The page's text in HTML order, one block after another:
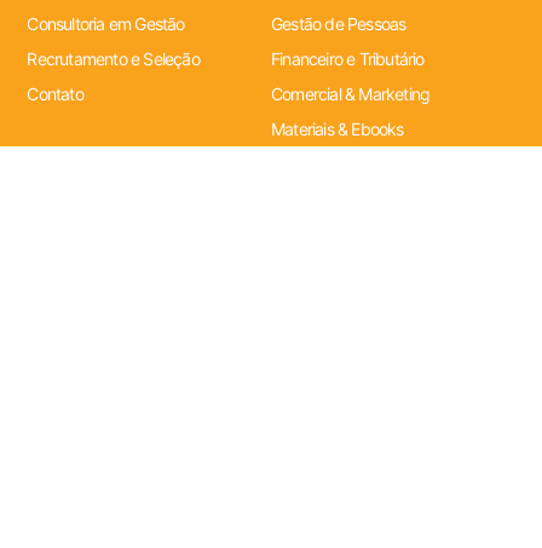
Consultoria em Gestão
Recrutamento e Seleção
Contato
Gestão de Pessoas
Financeiro e Tributário
Comercial & Marketing
Materiais & Ebooks